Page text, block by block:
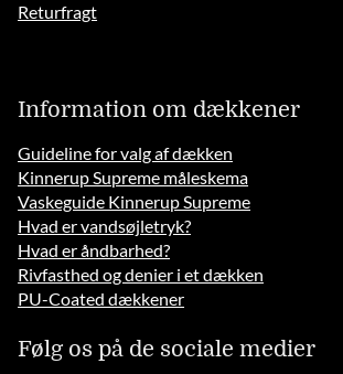
Returfragt
Information om dækkener
Guideline for valg af dækken
Kinnerup Supreme måleskema
Vaskeguide Kinnerup Supreme
Hvad er vandsøjletryk?
Hvad er åndbarhed?
Rivfasthed og denier i et dækken
PU-Coated dækkener
Følg os på de sociale medier